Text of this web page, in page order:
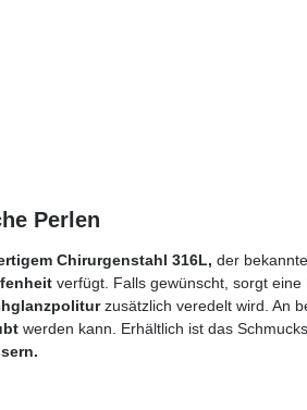
Perlen
Chirurgenstahl 316L, der
verfügt. Falls gewünscht, sorgt eine
zusätzlich veredelt wird. An
werden kann. Erhältlich ist das